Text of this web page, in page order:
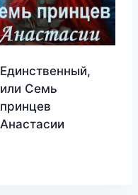
Единственный,
или Семь
принцев
Анастасии